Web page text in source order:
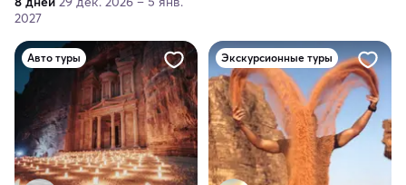
2027
Авто туры Экскурсионные туры